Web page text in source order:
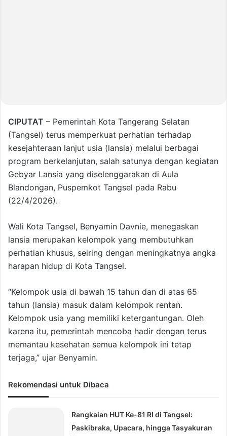
CIPUTAT – Pemerintah Kota Tangerang Selatan
(Tangsel) terus memperkuat perhatian terhadap
kesejahteraan lanjut usia (lansia) melalui berbagai
program berkelanjutan, salah satunya dengan kegiatan
Gebyar Lansia yang diselenggarakan di Aula
Blandongan, Puspemkot Tangsel pada Rabu
(22/4/2026).
Wali Kota Tangsel, Benyamin Davnie, menegaskan
lansia merupakan kelompok yang membutuhkan
perhatian khusus, seiring dengan meningkatnya angka
harapan hidup di Kota Tangsel.
“Kelompok usia di bawah 15 tahun dan di atas 65
tahun (lansia) masuk dalam kelompok rentan.
Kelompok usia yang memiliki ketergantungan. Oleh
karena itu, pemerintah mencoba hadir dengan terus
memantau kesehatan semua kelompok ini tetap
terjaga,” ujar Benyamin.
Rekomendasi untuk Dibaca
Rangkaian HUT Ke-81 RI di Tangsel:
Paskibraka, Upacara, hingga Tasyakuran